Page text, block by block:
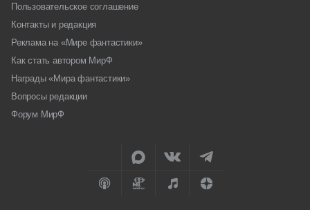
Пользовательское соглашение
Контакты и редакция
Реклама на «Мире фантастики»
Как стать автором МирФ
Награды «Мира фантастики»
Вопросы редакции
Форум МирФ